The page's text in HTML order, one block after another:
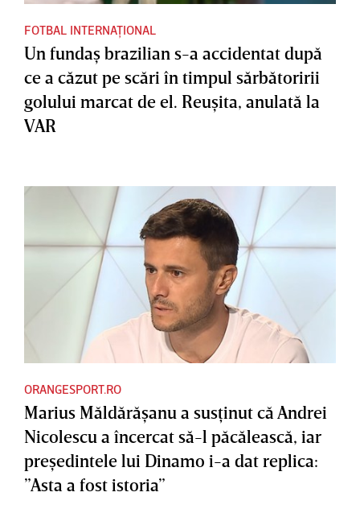
FOTBAL INTERNAȚIONAL
Un fundaş brazilian s-a accidentat după
ce a căzut pe scări în timpul sărbătoririi
golului marcat de el. Reuşita, anulată la
VAR
ORANGESPORT.RO
Marius Măldărăşanu a susţinut că Andrei
Nicolescu a încercat să-l păcălească, iar
preşedintele lui Dinamo i-a dat replica:
”Asta a fost istoria”